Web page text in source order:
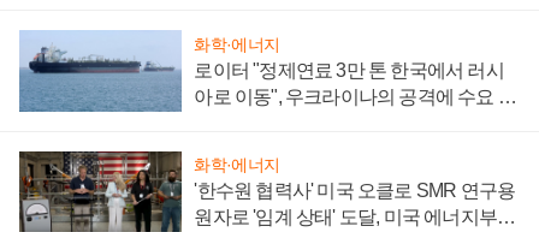
화학·에너지
로이터 "정제연료 3만 톤 한국에서 러시
아로 이동", 우크라이나의 공격에 수요 늘
화학·에너지
'한수원 협력사' 미국 오클로 SMR 연구용
원자로 '임계 상태' 도달, 미국 에너지부